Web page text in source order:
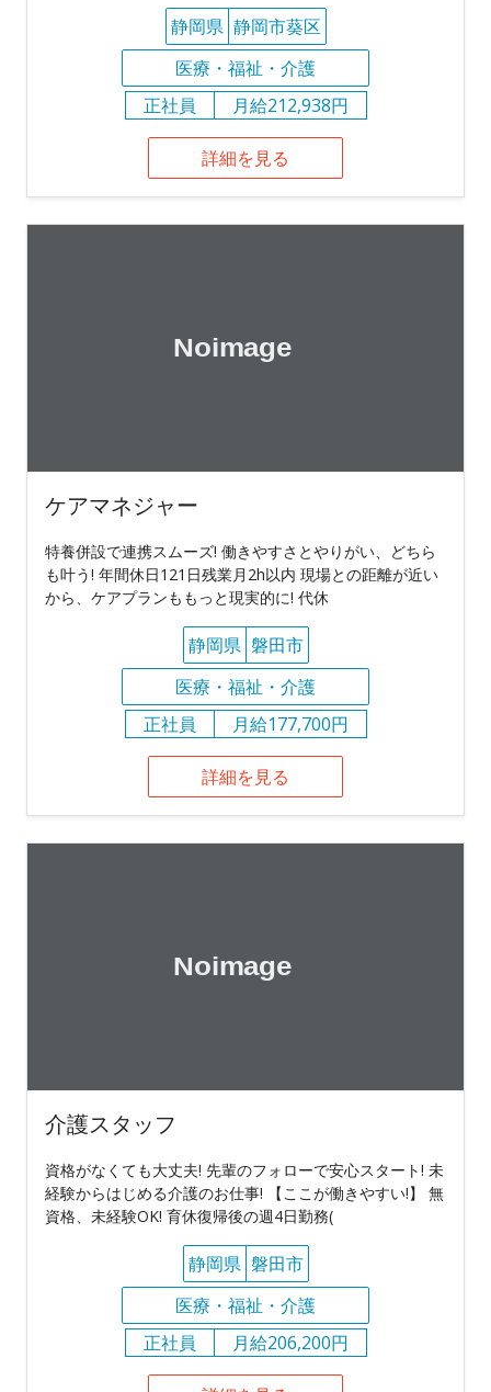
静岡県 静岡市葵区
医療・福祉・介護
正社員
月給212,938円
詳細を見る
ケアマネジャー
特養併設で連携スムーズ! 働きやすさとやりがい、どちら
も叶う! 年間休日121日残業月2h以内 現場との距離が近い
から、ケアプランももっと現実的に! 代休
静岡県 磐田市
医療・福祉・介護
正社員
月給177,700円
詳細を見る
介護スタッフ
資格がなくても大丈夫! 先輩のフォローで安心スタート! 未
経験からはじめる介護のお仕事! 【ここが働きやすい!】 無
資格、未経験OK! 育休復帰後の週4日勤務(
静岡県 磐田市
医療・福祉・介護
正社員
月給206,200円